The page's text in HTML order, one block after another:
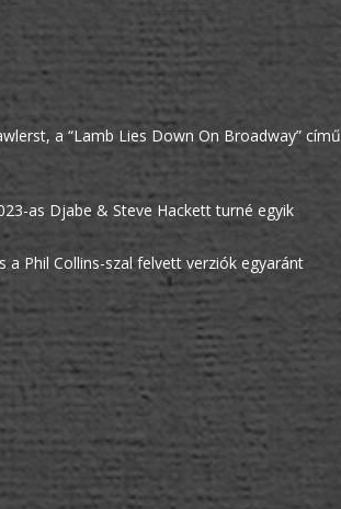
a “Lamb Lies Down On Broadway” című
as Djabe & Steve Hackett turné egyik
a Phil Collins-szal felvett verziók egyaránt